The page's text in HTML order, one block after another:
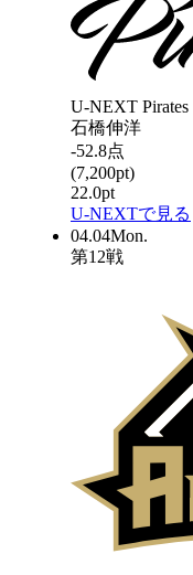
U-NEXT Pirates
石橋伸洋
-52.8点
(7,200pt)
22.0pt
U-NEXTで見る
04.04Mon.
第12戦